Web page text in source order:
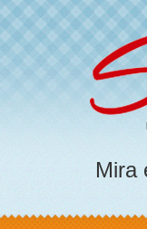
Mira